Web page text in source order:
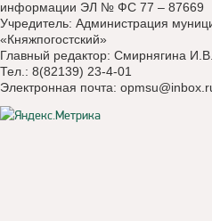
информации ЭЛ № ФС 77 – 87669
Учредитель: Администрация
«Княжпогостский»
Главный редактор: Смирнягина И.В.
Тел.: 8(82139) 23-4-01
Электронная почта: